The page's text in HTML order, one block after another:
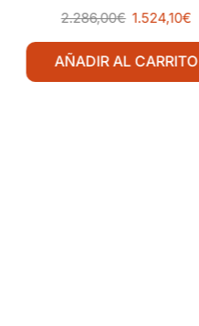
2.286,00€ 1.524,10€
AÑADIR AL CARRITO